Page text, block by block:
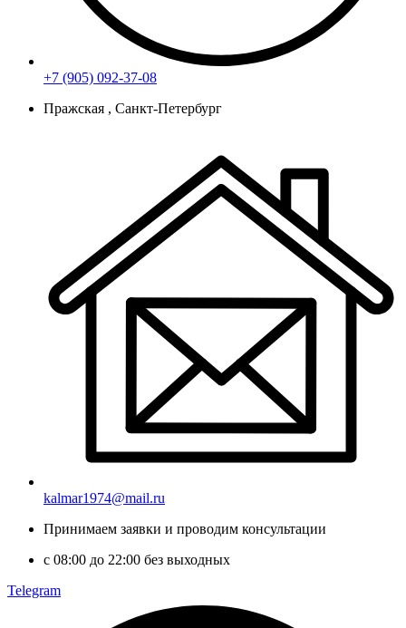
+7 (905) 092-37-08
Пражская , Санкт-Петербург
kalmar1974@mail.ru
Принимаем заявки и проводим консультации
с 08:00 до 22:00 без выходных
Telegram